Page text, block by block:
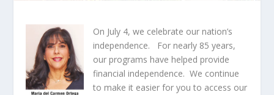
On July 4, we celebrate our nation’s
independence.
For nearly 85 years,
our programs have helped provide
financial independence. We continue
to make it easier for you to access our